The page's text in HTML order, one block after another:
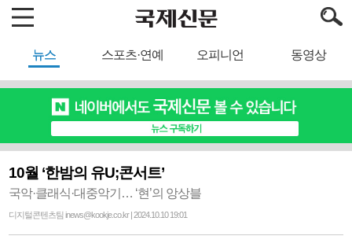
뉴스 스포츠·연예 오피니언 동영상
10월 ‘한밤의 유U;콘서트’
국악·클래식·대중악기… ‘현’의 앙상블
디지털콘텐츠팀 inews@kookje.co.kr | 2024.10.10 19:01